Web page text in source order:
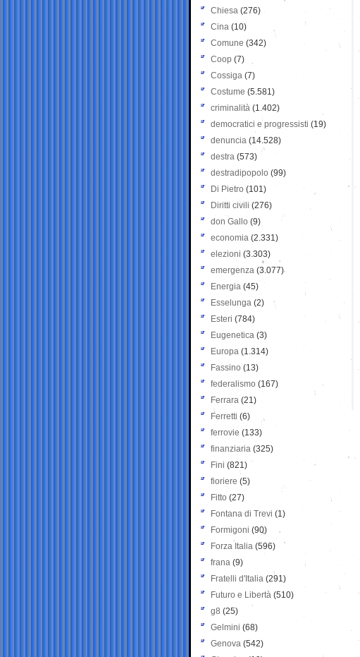
Chiesa (276)
Cina (10)
Comune (342)
Coop (7)
Cossiga (7)
Costume (5.581)
criminalità (1.402)
democratici e progressisti (19)
denuncia (14.528)
destra (573)
destradipopolo (99)
Di Pietro (101)
Diritti civili (276)
don Gallo (9)
economia (2.331)
elezioni (3.303)
emergenza (3.077)
Energia (45)
Esselunga (2)
Esteri (784)
Eugenetica (3)
Europa (1.314)
Fassino (13)
federalismo (167)
Ferrara (21)
Ferretti (6)
ferrovie (133)
finanziaria (325)
Fini (821)
fioriere (5)
Fitto (27)
Fontana di Trevi (1)
Formigoni (90)
Forza Italia (596)
frana (9)
Fratelli d'Italia (291)
Futuro e Libertà (510)
g8 (25)
Gelmini (68)
Genova (542)